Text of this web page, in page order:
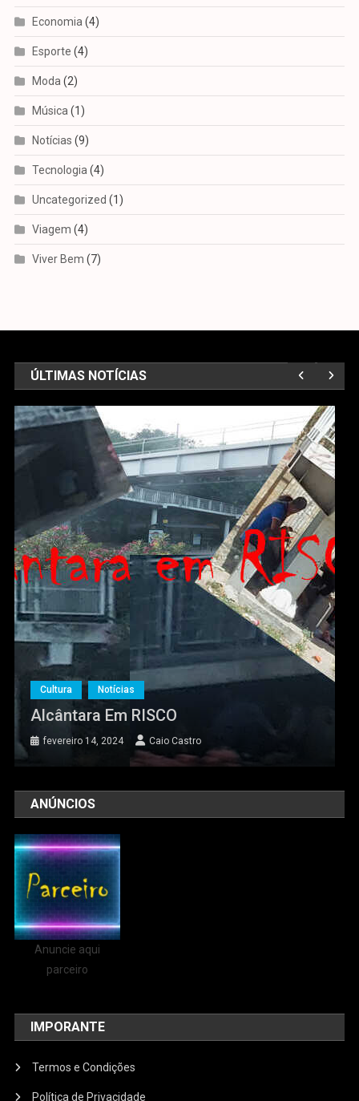
Economia (4)
Esporte (4)
Moda (2)
Música (1)
Notícias (9)
Tecnologia (4)
Uncategorized (1)
Viagem (4)
Viver Bem (7)
ÚLTIMAS NOTÍCIAS
Cultura Notícias
Alcântara Em RISCO
fevereiro 14, 2024 Caio Castro
ANÚNCIOS
Anuncie aqui
parceiro
IMPORANTE
Termos e Condições
Política de Privacidade